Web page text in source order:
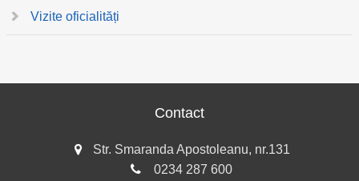
Vizite oficialități
Contact
Str. Smaranda Apostoleanu, nr.131
0234 287 600